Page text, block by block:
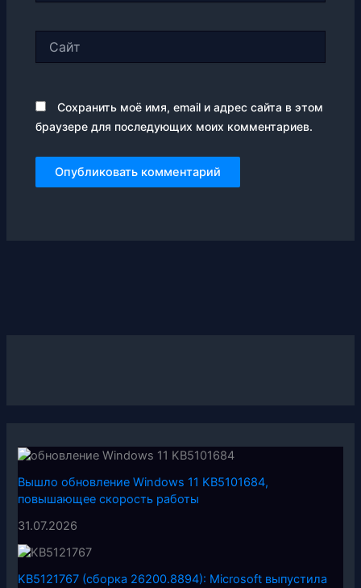
Сохранить моё имя, email и адрес сайта в этом
браузере для последующих моих комментариев.
Вышло обновление Windows 11 KB5101684,
повышающее скорость работы
31.07.2026
KB5121767 (сборка 26200.8894): Microsoft выпустила